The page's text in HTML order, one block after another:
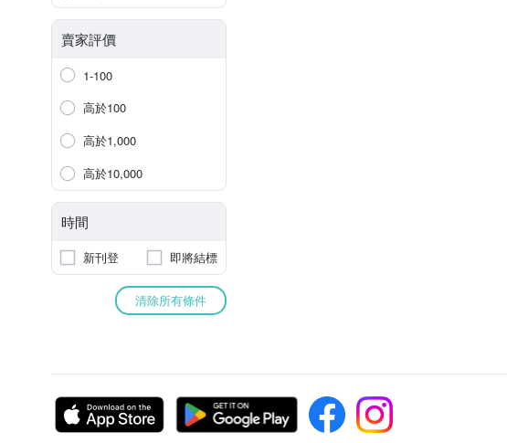
賣家評價
1-100
高於100
高於1,000
高於10,000
時間
新刊登 即將結標
清除所有條件